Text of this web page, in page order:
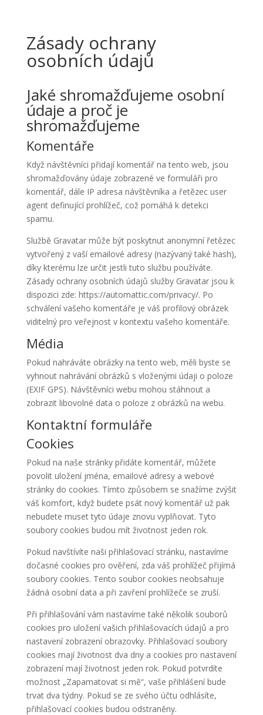
Zásady ochrany
osobních údajů
Jaké shromažďujeme osobní
údaje a proč je
shromažďujeme
Komentáře
Když návštěvníci přidají komentář na tento web, jsou
shromažďovány údaje zobrazené ve formuláři pro
komentář, dále IP adresa návštěvníka a řetězec user
agent definující prohlížeč, což pomáhá k detekci
spamu.
Službě Gravatar může být poskytnut anonymní řetězec
vytvořený z vaší emailové adresy (nazývaný také hash),
díky kterému lze určit jestli tuto službu používáte.
Zásady ochrany osobních údajů služby Gravatar jsou k
dispozici zde: https://automattic.com/privacy/. Po
schválení vašeho komentáře je váš profilový obrázek
viditelný pro veřejnost v kontextu vašeho komentáře.
Média
Pokud nahráváte obrázky na tento web, měli byste se
vyhnout nahrávání obrázků s vloženými údaji o poloze
(EXIF GPS). Návštěvníci webu mohou stáhnout a
zobrazit libovolné data o poloze z obrázků na webu.
Kontaktní formuláře
Cookies
Pokud na naše stránky přidáte komentář, můžete
povolit uložení jména, emailové adresy a webové
stránky do cookies. Tímto způsobem se snažíme zvýšit
váš komfort, když budete psát nový komentář už pak
nebudete muset tyto údaje znovu vyplňovat. Tyto
soubory cookies budou mít životnost jeden rok.
Pokud navštívíte naši přihlašovací stránku, nastavíme
dočasné cookies pro ověření, zda váš prohlížeč přijímá
soubory cookies. Tento soubor cookies neobsahuje
žádná osobní data a při zavření prohlížeče se zruší.
Při přihlašování vám nastavíme také několik souborů
cookies pro uložení vašich přihlašovacích údajů a pro
nastavení zobrazení obrazovky. Přihlašovací soubory
cookies mají životnost dva dny a cookies pro nastavení
zobrazení mají životnost jeden rok. Pokud potvrdíte
možnost „Zapamatovat si mě“, vaše přihlášení bude
trvat dva týdny. Pokud se ze svého účtu odhlásíte,
přihlašovací cookies budou odstraněny.